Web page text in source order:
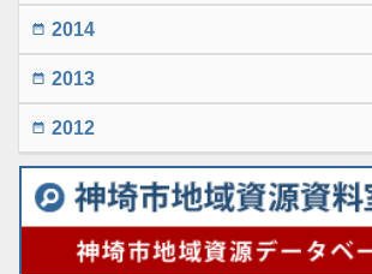
date_range 2014
date_range 2013
date_range 2012